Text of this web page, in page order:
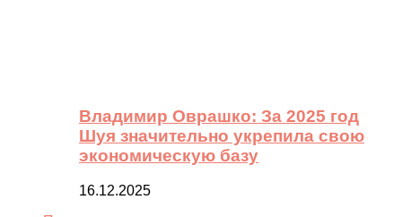
Владимир Оврашко: За 2025 год
Шуя значительно укрепила свою
экономическую базу
16.12.2025